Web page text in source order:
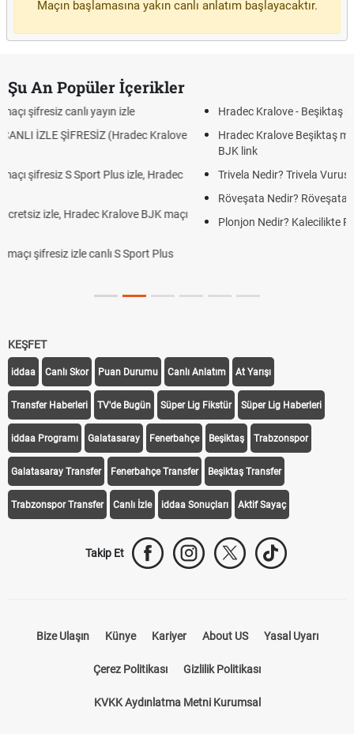
Maçın başlamasına yakın canlı anlatım başlayacaktır.
Şu An Popüler İçerikler
Hradec Kralove - Beşiktaş maçı şifresiz izle canlı tv100 linki
Hradec Kralove Beşiktaş maçı şifresiz tv100 izle, Hradec
Trivela Nedir? Trivela Vuruşu Nasıl Yapılır?
Röveşata Nedir? Röveşata Vuruşu Nasıl Yapılır?
Plonjon Nedir? Kalecilikte Plonjon Hareketi Nasıl Yapılır?
KEŞFET
iddaa Canlı Skor Puan Durumu Canlı Anlatım At Yarışı
Transfer Haberleri TV'de Bugün Süper Lig Fikstür Süper Lig Haberleri
iddaa Programı Galatasaray Fenerbahçe Beşiktaş Trabzonspor
Galatasaray Transfer Fenerbahçe Transfer Beşiktaş Transfer
Trabzonspor Transfer Canlı İzle iddaa Sonuçları Aktif Sayaç
Takip Et
Bize Ulaşın Künye Kariyer About US Yasal Uyarı
Çerez Politikası Gizlilik Politikası
KVKK Aydınlatma Metni Kurumsal